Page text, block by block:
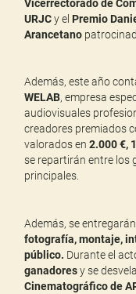
Vicerrectorado de
URJCy elPremio
Arancetano
Además, este año
WELAB, empresa
audiovisuales
creadores premiados
valorados en2.000 €,
se repartirán entre los
principales.
Además, se
fotografía, montaje,
público. Durante el
ganadoresy se
Cinematográfico de